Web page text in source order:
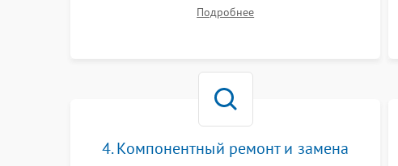
подключение зарядного устройства. Оценка
Подробнее
4. Компонентный ремонт и замена